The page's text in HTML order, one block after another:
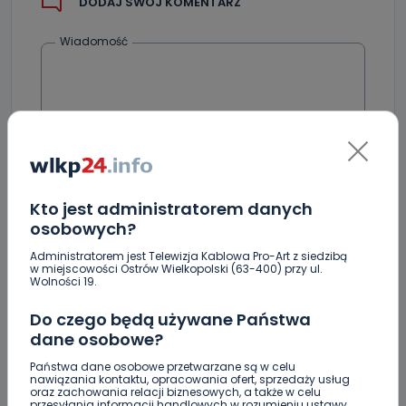
Kto jest administratorem danych
osobowych?
Administratorem jest Telewizja Kablowa Pro-Art z siedzibą
w miejscowości Ostrów Wielkopolski (63-400) przy ul.
Wolności 19.
Do czego będą używane Państwa
dane osobowe?
Państwa dane osobowe przetwarzane są w celu
nawiązania kontaktu, opracowania ofert, sprzedaży usług
oraz zachowania relacji biznesowych, a także w celu
Wiadomość
Podpis